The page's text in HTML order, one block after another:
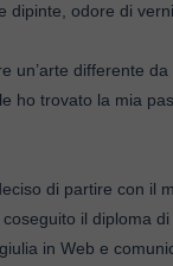
dipinte, odore di
un’arte differente
ho trovato la mia
di partire con il
il diploma
in Web e